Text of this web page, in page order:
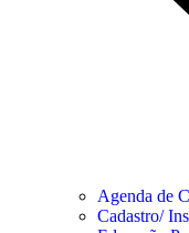
Agenda de
Cadastro/